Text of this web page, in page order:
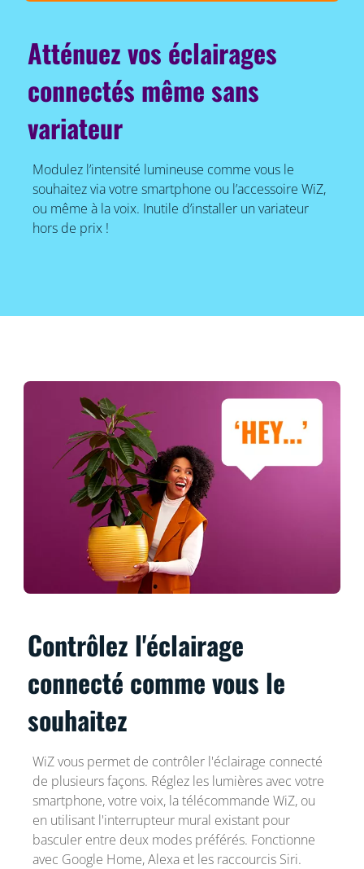
Atténuez vos éclairages
connectés même sans
variateur
Modulez l’intensité lumineuse comme vous le
souhaitez via votre smartphone ou l’accessoire WiZ,
ou même à la voix. Inutile d’installer un variateur
hors de prix !
Contrôlez l'éclairage
connecté comme vous le
souhaitez
WiZ vous permet de contrôler l'éclairage connecté
de plusieurs façons. Réglez les lumières avec votre
smartphone, votre voix, la télécommande WiZ, ou
en utilisant l'interrupteur mural existant pour
basculer entre deux modes préférés. Fonctionne
avec Google Home, Alexa et les raccourcis Siri.